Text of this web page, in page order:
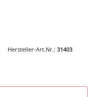
Hersteller-Art.Nr.: 31403